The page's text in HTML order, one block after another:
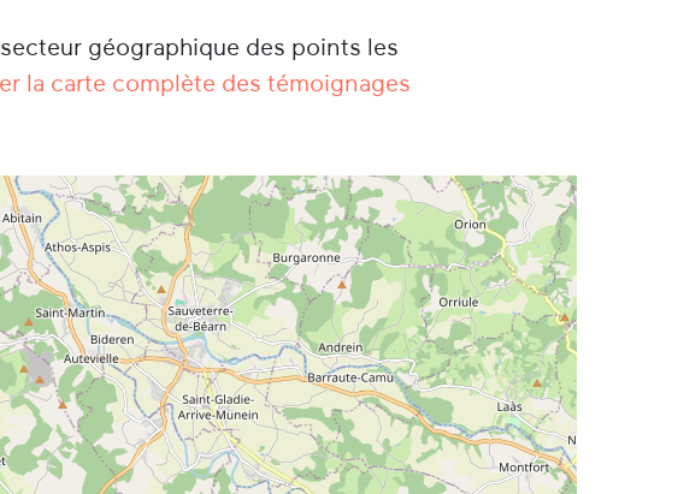
géographique des points les
la carte complète des témoignages